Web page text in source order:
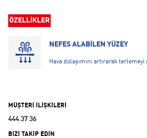
ÖZELLİKLER
NEFES ALABİLEN YÜZEY
Hava dolaşımını artırarak terlemeyi
MÜŞTERİ İLİŞKİLERİ
444 37 36
BİZİ TAKİP EDİN